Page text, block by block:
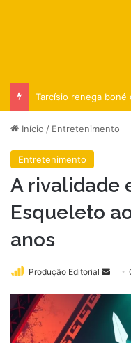
Início / Entretenimento
Entretenimento
A rivalidade
Esqueleto
anos
Produção Editorial
mail